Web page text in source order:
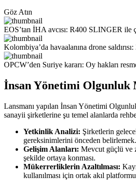
Göz Atın
EOS’tan İHA avcısı: R400 SLINGER ile
Kolombiya’da havaalanına drone saldırısı:
OPCW’den Suriye kararı: Oy hakları
İnsan Yönetimi Olgunluk
Lansmanı yapılan İnsan Yönetimi
sanayii şirketlerine şu temel alanlarda
Yetkinlik Analizi: Şirketlerin
gereksinimlerini önceden belirlemek.
Gelişim Alanları: Mevcut güçlü ve
şekilde ortaya konması.
Mükerrerliklerin Azaltılması:
kullanılması için ortak akıl